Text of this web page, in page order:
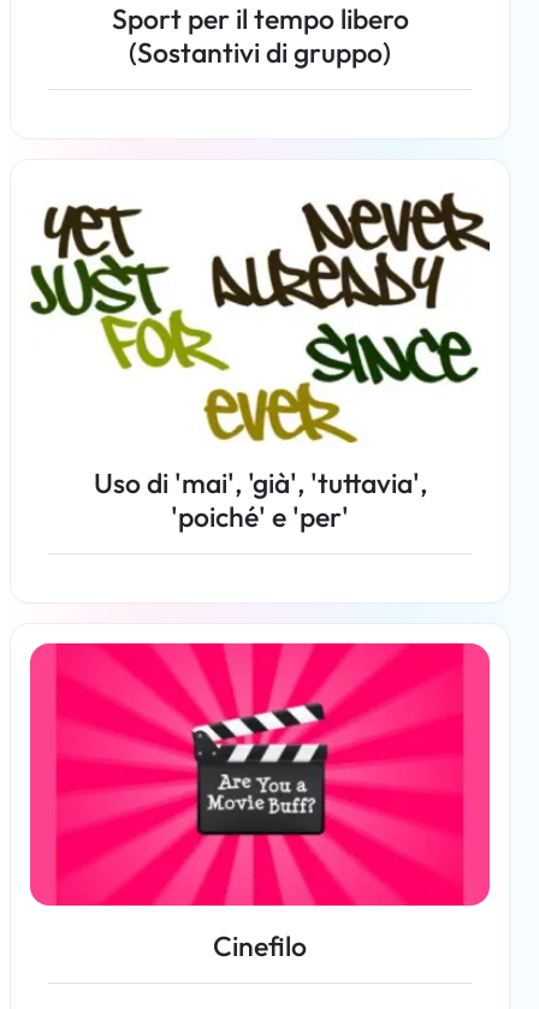
Sport per il tempo libero
(Sostantivi di gruppo)
Uso di 'mai', 'già', 'tuttavia',
'poiché' e 'per'
Per saperne di più
Cinefilo